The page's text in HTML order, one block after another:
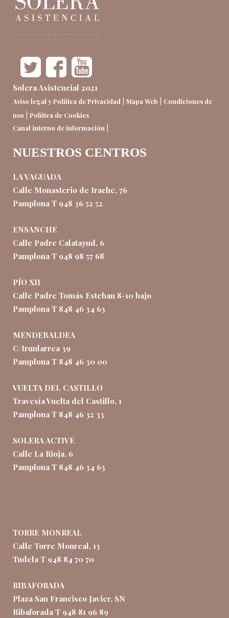
Solera Asistencial 2021
Aviso legal y Política de Privacidad Mapa Web
Condiciones de
uso
Política de Cookies
Canal interno de información
NUESTROS CENTROS
LA VAGUADA
Calle Monasterio de Irache, 76
Pamplona T 948 36 52 52
ENSANCHE
Calle Padre Calatayud, 6
Pamplona T 948 98 57 68
PÍO XII
Calle Padre Tomás Esteban 8-10 bajo
Pamplona T 848 46 34 63
MENDEBALDEA
C/Irunlarrea 39
Pamplona T 848 46 30 00
VUELTA DEL CASTILLO
Travesía Vuelta del Castillo, 1
Pamplona T 848 46 32 33
SOLERA ACTIVE
Calle La Rioja, 6
Pamplona T 848 46 34 63
TORRE MONREAL
Calle Torre Monreal, 13
Tudela T 948 84 70 70
RIBAFORADA
Plaza San Francisco Javier, SN
Ribaforada T 948 81 96 89